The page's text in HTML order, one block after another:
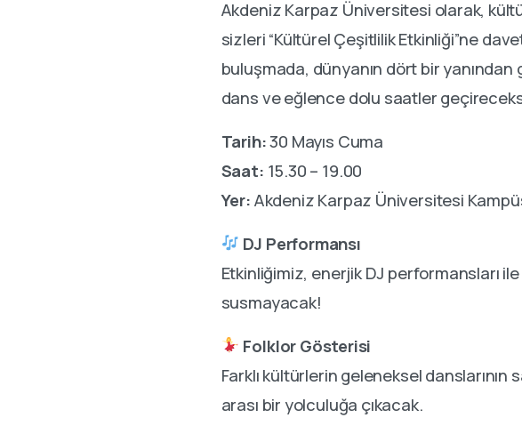
Akdeniz Karpaz Üniversitesi olarak,
sizleri “Kültürel Çeşitlilik Etkinliği”ne
buluşmada, dünyanın dört bir
dans ve eğlence dolu saatler
Tarih:30 Mayıs Cuma
Saat: 15.30 – 19.00
Yer:Akdeniz Karpaz Üniversitesi
DJ Performansı
Etkinliğimiz, enerjik DJ performansları
susmayacak!
Folklor Gösterisi
Farklı kültürlerin geleneksel danslarının
arası bir yolculuğa çıkacak.